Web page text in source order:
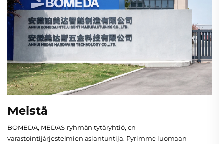
Meistä
BOMEDA, MEDAS-ryhmän tytäryhtiö, on
varastointijärjestelmien asiantuntija. Pyrimme luomaan